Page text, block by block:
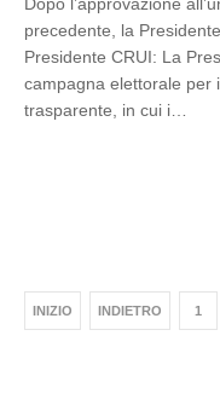
precedente, la
Presidente CRUI: La
campagna elettorale per
trasparente, in cui i…
INIZIO INDIETRO 1